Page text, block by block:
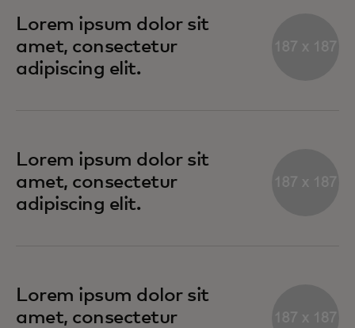
Lorem ipsum dolor sit
amet, consectetur
adipiscing elit.
Lorem ipsum dolor sit
amet, consectetur
adipiscing elit.
Lorem ipsum dolor sit
amet, consectetur